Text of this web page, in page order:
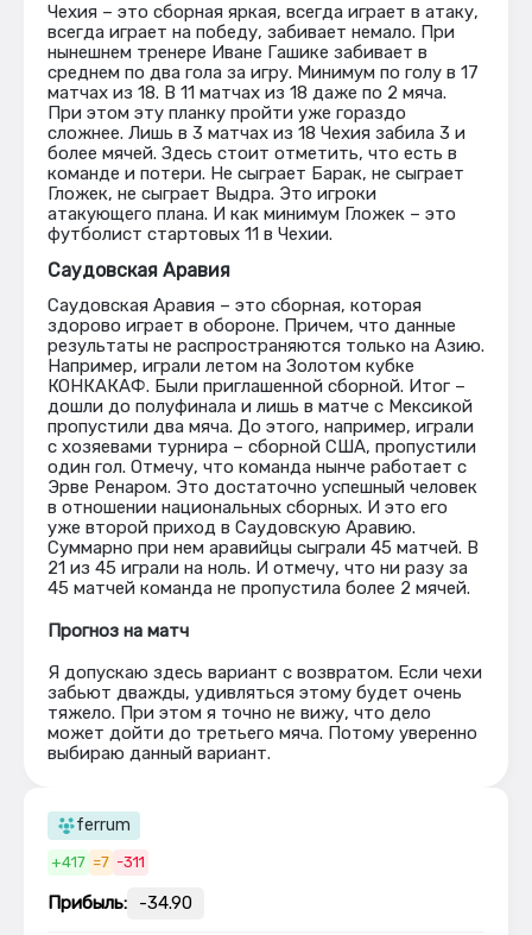
Чехия – это сборная яркая, всегда играет в атаку,
всегда играет на победу, забивает немало. При
нынешнем тренере Иване Гашике забивает в
среднем по два гола за игру. Минимум по голу в 17
матчах из 18. В 11 матчах из 18 даже по 2 мяча.
При этом эту планку пройти уже гораздо
сложнее. Лишь в 3 матчах из 18 Чехия забила 3 и
более мячей. Здесь стоит отметить, что есть в
команде и потери. Не сыграет Барак, не сыграет
Гложек, не сыграет Выдра. Это игроки
атакующего плана. И как минимум Гложек – это
футболист стартовых 11 в Чехии.
Саудовская Аравия
Саудовская Аравия – это сборная, которая
здорово играет в обороне. Причем, что данные
результаты не распространяются только на Азию.
Например, играли летом на Золотом кубке
КОНКАКАФ. Были приглашенной сборной. Итог –
дошли до полуфинала и лишь в матче с Мексикой
пропустили два мяча. До этого, например, играли
с хозяевами турнира – сборной США, пропустили
один гол. Отмечу, что команда нынче работает с
Эрве Ренаром. Это достаточно успешный человек
в отношении национальных сборных. И это его
уже второй приход в Саудовскую Аравию.
Суммарно при нем аравийцы сыграли 45 матчей. В
21 из 45 играли на ноль. И отмечу, что ни разу за
45 матчей команда не пропустила более 2 мячей.
Прогноз на матч
Я допускаю здесь вариант с возвратом. Если чехи
забьют дважды, удивляться этому будет очень
тяжело. При этом я точно не вижу, что дело
может дойти до третьего мяча. Потому уверенно
выбираю данный вариант.
ferrum
+417 =7 -311
Прибыль: -34.90